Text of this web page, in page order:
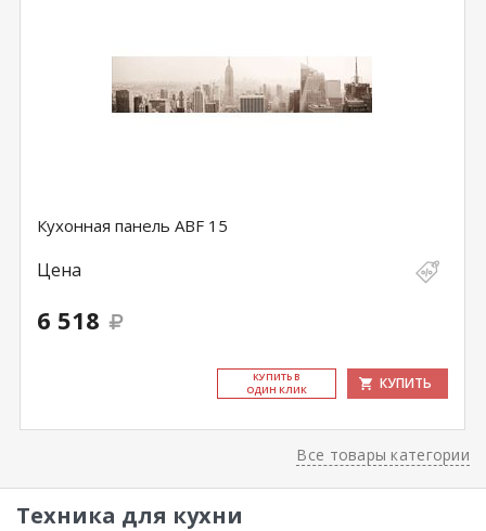
Кухонная панель ABF 15
Цена
6 518
КУ­ПИТЬ В
ОДИН КЛИК
КУПИТЬ
Все товары категории
Техника для кухни